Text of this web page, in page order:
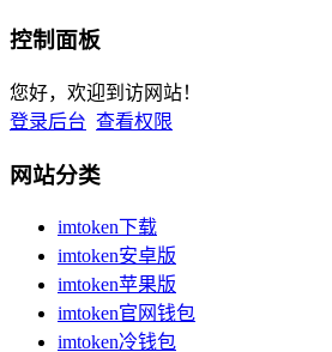
控制面板
您好，欢迎到访网站！
登录后台 查看权限
网站分类
imtoken下载
imtoken安卓版
imtoken苹果版
imtoken官网钱包
imtoken冷钱包